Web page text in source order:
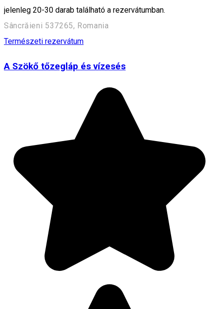
jelenleg 20-30 darab található a rezervátumban.
Sâncrăieni 537265, Romania
Természeti rezervátum
A Szökő tőzegláp és vízesés